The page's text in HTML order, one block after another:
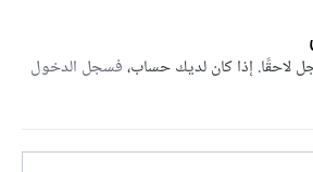
لاحقًا. إذا كان لديك حساب،فسجل الدخول